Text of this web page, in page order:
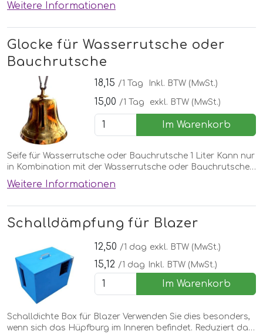
Weitere Informationen
Glocke für Wasserrutsche oder
Bauchrutsche
18,15 /1 Tag Inkl. BTW (MwSt.)
15,00 /1 Tag exkl. BTW (MwSt.)
Im Warenkorb
Seife für Wasserrutsche oder Bauchrutsche 1 Liter Kann nur
in Kombination mit der Wasserrutsche oder Bauchrutsche
bestellt werden
Weitere Informationen
Schalldämpfung für Blazer
12,50 /1 dag exkl. BTW (MwSt.)
15,12 /1 dag Inkl. BTW (MwSt.)
Im Warenkorb
Schalldichte Box für Blazer Verwenden Sie dies besonders,
wenn sich das Hüpfburg im Inneren befindet. Reduziert das